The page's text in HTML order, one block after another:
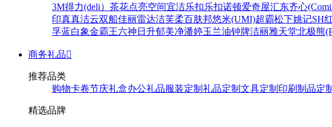
3M得力(deli） 茶花点亮空间宜洁乐扣乐扣诺顿爱奇屋汇东齐心
印真真洁云双船佳丽雷达洁芙柔百肤邦悠米(UMI)超霸松下姚记SH
孚蓝白象金霸王六神 日升郁美净潘婷玉兰油钟牌洁丽雅天堂北极熊
商务礼品
推荐品类
购物卡卷节庆礼盒办公礼品服装定制 礼品定制 文具定制 印刷制品定制
精选品牌